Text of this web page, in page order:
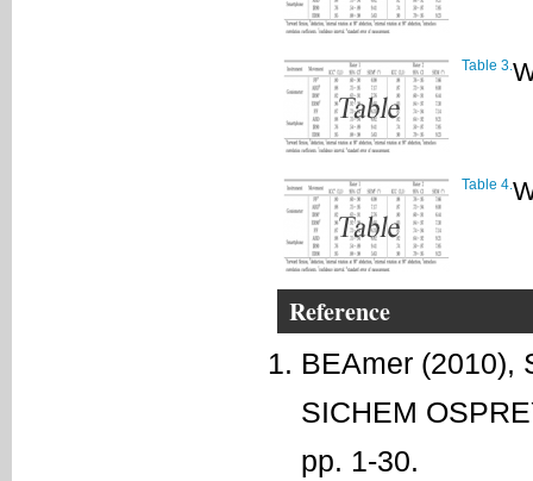
Table 3.
Table 4.
Reference
BEAmer (2010),
SICHEM
pp. 1-30.